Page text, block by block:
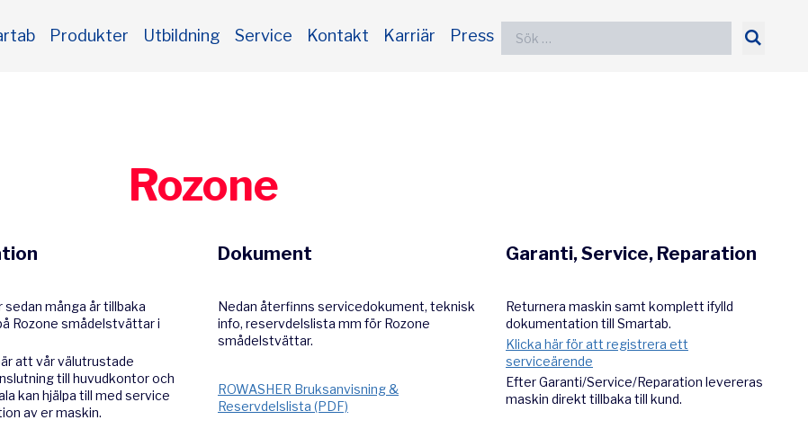
Produkter Utbildning Service Kontakt Karriär Press
Sök
Rozone
sedan många år tillbaka
Rozone smådelstvättar i
att vår välutrustade
till huvudkontor och
kan hjälpa till med service
av er maskin.
Dokument
Nedan återfinns servicedokument, teknisk
info, reservdelslista mm för Rozone
smådelstvättar.
ROWASHER Bruksanvisning &
Reservdelslista (PDF)
Garanti, Service, Reparation
Returnera maskin samt komplett ifylld
dokumentation till Smartab.
Klicka här för att registrera ett
serviceärende
Efter Garanti/Service/Reparation levereras
maskin direkt tillbaka till kund.